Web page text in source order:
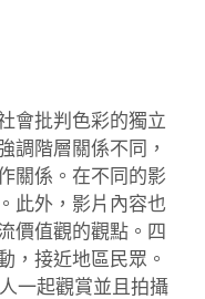
會批判色彩的獨立
調階層關係不同，
關係。在不同的影
此外，影片內容也
價值觀的觀點。四
，接近地區民眾。
一起觀賞並且拍攝